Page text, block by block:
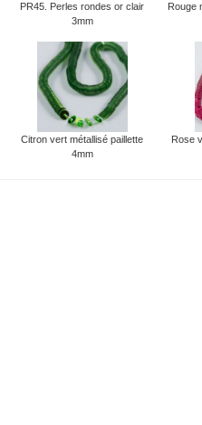
PR45. Perles rondes or clair
3mm
Rouge
Citron vert métallisé paillette
4mm
Rose